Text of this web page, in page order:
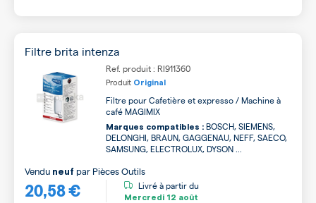
Filtre brita intenza
Ref. produit : RI911360
Produit Original
Filtre pour Cafetière et expresso / Machine à
café MAGIMIX
Marques compatibles : BOSCH, SIEMENS,
DELONGHI, BRAUN, GAGGENAU, NEFF, SAECO,
SAMSUNG, ELECTROLUX, DYSON ...
20,58 €
Vendu neuf par Pièces Outils
Livré à partir du
Mercredi 12 août